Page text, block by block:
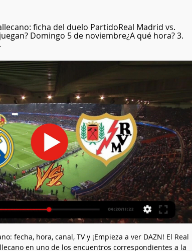
ficha del duelo PartidoReal Madrid vs.
Domingo 5 de noviembre¿A qué hora? 3.
fecha, hora, canal, TV y ¡Empieza a ver DAZN! El Real
en uno de los encuentros correspondientes a la